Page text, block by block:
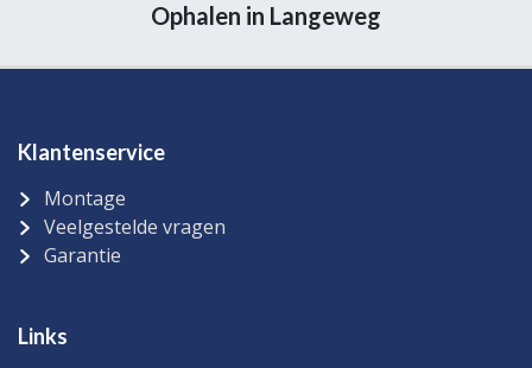
Ophalen in Langeweg
Klantenservice
Montage
Veelgestelde vragen
Garantie
Links